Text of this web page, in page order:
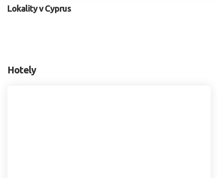
2 dospelí, 0 deti
Lokality v Cyprus
Hotely